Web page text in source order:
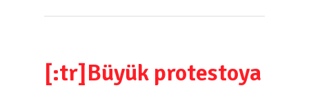
[:tr]Büyük protestoya